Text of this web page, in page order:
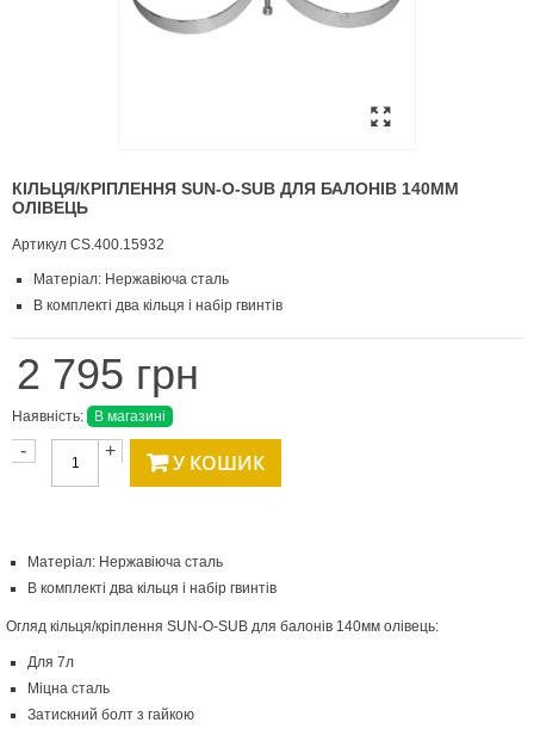
КІЛЬЦЯ/КРІПЛЕННЯ SUN-O-SUB ДЛЯ БАЛОНІВ 140MM
ОЛІВЕЦЬ
Артикул CS.400.15932
Матеріал: Нержавіюча сталь
В комплекті два кільця і набір гвинтів
2 795 грн
Наявність: В магазині
- + У КОШИК
Матеріал: Нержавіюча сталь
В комплекті два кільця і набір гвинтів
Огляд кільця/кріплення SUN-O-SUB для балонів 140мм олівець:
Для 7л
Міцна сталь
Затискний болт з гайкою